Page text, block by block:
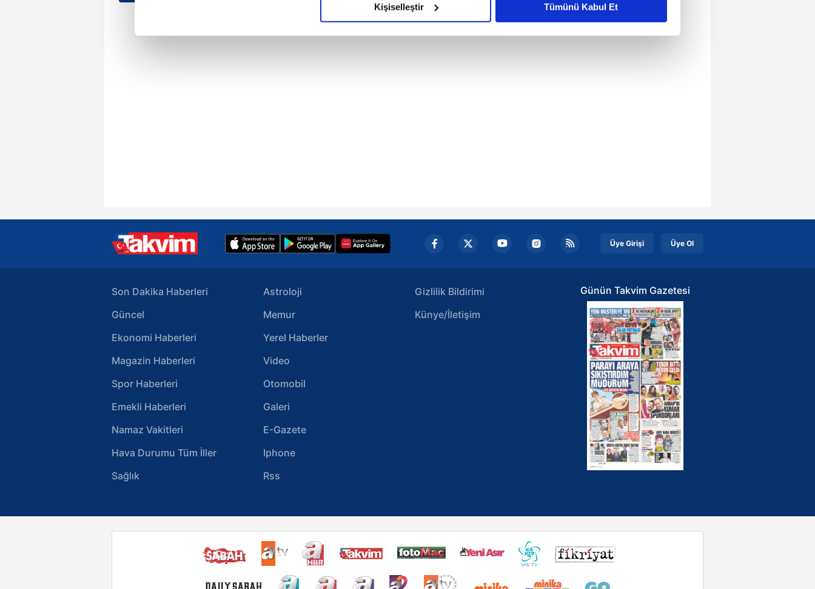
Kişiselleştir Tümünü Kabul Et
Üye Girişi Üye Ol
Son Dakika Haberleri
Güncel
Ekonomi Haberleri
Magazin Haberleri
Spor Haberleri
Emekli Haberleri
Namaz Vakitleri
Hava Durumu Tüm İller
Sağlık
Astroloji
Memur
Yerel Haberler
Video
Otomobil
Galeri
E-Gazete
Iphone
Rss
Gizlilik Bildirimi
Künye/İletişim
Günün Takvim Gazetesi